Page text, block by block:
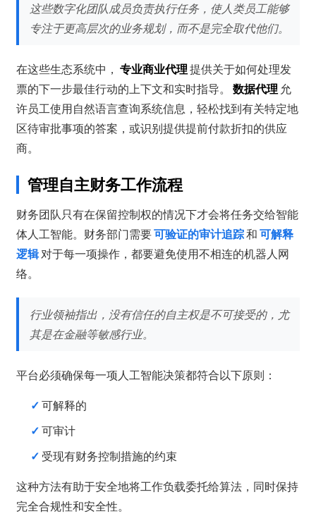
这些数字化团队成员负责执行任务，使人类员工能够
专注于更高层次的业务规划，而不是完全取代他们。
在这些生态系统中， 专业商业代理提供关于如何处理发
票的下一步最佳行动的上下文和实时指导。 数据代理 允
许员工使用自然语言查询系统信息，轻松找到有关特定地
区待审批事项的答案，或识别提供提前付款折扣的供应
商。
管理自主财务工作流程
财务团队只有在保留控制权的情况下才会将任务交给智能
体人工智能。财务部门需要可验证的审计追踪和可解释
逻辑对于每一项操作，都要避免使用不相连的机器人网
络。
行业领袖指出，没有信任的自主权是不可接受的，尤
其是在金融等敏感行业。
平台必须确保每一项人工智能决策都符合以下原则：
✓可解释的
✓可审计
✓ 受现有财务控制措施的约束
这种方法有助于安全地将工作负载委托给算法，同时保持
完全合规性和安全性。